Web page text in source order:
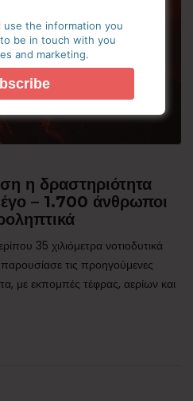
η δραστηριότητα
– 1.700 άνθρωποι
35 χιλιόμετρα νοτιοδυτικά
τις προηγούμενες
με εκπομπές τέφρας, αερίων και
use the information you
be in touch with you
and marketing.